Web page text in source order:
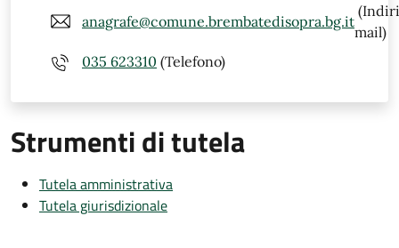
anagrafe@comune.brembatedisopra.bg.it
mail)
035 623310 (Telefono)
Strumenti di tutela
Tutela amministrativa
Tutela giurisdizionale